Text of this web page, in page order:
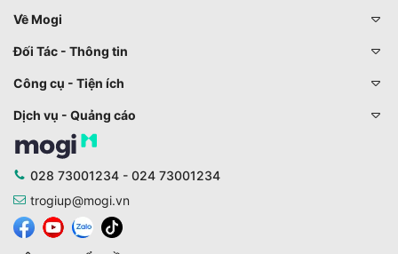
Về Mogi
Đối Tác - Thông tin
Công cụ - Tiện ích
Dịch vụ - Quảng cáo
028 73001234 - 024 73001234
trogiup@mogi.vn